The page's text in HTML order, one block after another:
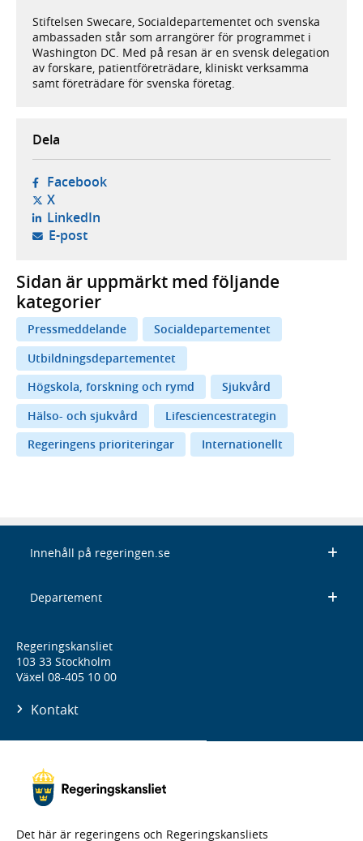
Stiftelsen Swecare, Socialdepartementet och svenska
ambassaden står som arrangörer för programmet i
Washington DC. Med på resan är en svensk delegation
av forskare, patientföreträdare, kliniskt verksamma
samt företrädare för svenska företag.
Dela
Facebook- öppnas i ny flik, extern webbplats,
X- öppnas i ny flik, extern webbplats,
LinkedIn- öppnas i ny flik, extern webbplats,
E-post- öppnar din e-postklient,
Sidan är uppmärkt med följande
kategorier
Pressmeddelande
Socialdepartementet
Utbildningsdepartementet
Högskola, forskning och rymd
Sjukvård
Hälso- och sjukvård
Lifesciencestrategin
Regeringens prioriteringar
Internationellt
Innehåll på regeringen.se
Departement
Regeringskansliet
103 33 Stockholm
Växel 08-405 10 00
Kontakt
Det här är regeringens och Regeringskansliets